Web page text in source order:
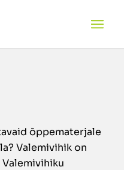
õppematerjale
Valemivihik on